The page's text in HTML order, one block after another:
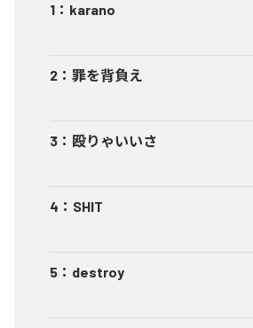
1 ： karano
2 ： 罪を背負え
3 ： 殴りゃいいさ
4 ： SHIT
5 ： destroy